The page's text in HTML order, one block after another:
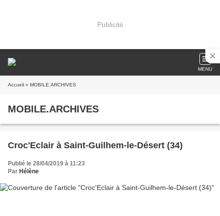
Publicité
MENU
Accueil » MOBILE.ARCHIVES
MOBILE.ARCHIVES
Croc'Eclair à Saint-Guilhem-le-Désert (34)
Publié le 28/04/2019 à 11:23
Par Hélène